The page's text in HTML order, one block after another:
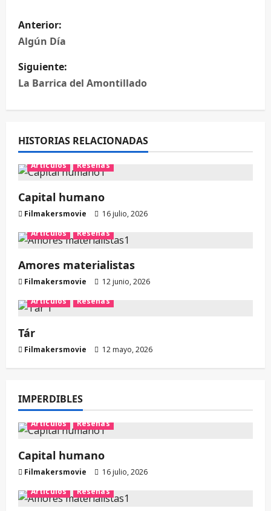
Anterior:
Algún Día
Siguiente:
La Barrica del Amontillado
HISTORIAS RELACIONADAS
Artículos Reseñas
Capital humano
Filmakersmovie
16 julio, 2026
Artículos
Reseñas
Amores materialistas
Filmakersmovie
12 junio, 2026
Artículos
Reseñas
Tár
Filmakersmovie 12 mayo, 2026
IMPERDIBLES
Artículos Reseñas
Capital humano
Filmakersmovie
16 julio, 2026
Artículos
Reseñas